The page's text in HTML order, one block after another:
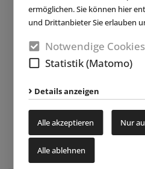
ermöglichen. Sie können hier
und Drittanbieter Sie erlauben
Notwendige Cookies
Statistik (Matomo)
Details anzeigen
Alle akzeptieren Nur
Alle ablehnen